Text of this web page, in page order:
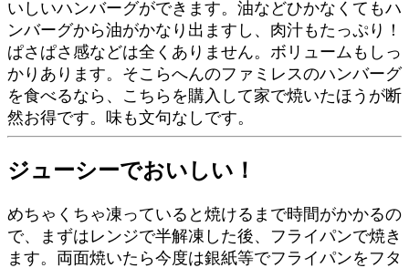
いしいハンバーグができます。油などひかなくてもハ
ンバーグから油がかなり出ますし、肉汁もたっぷり！
ぱさぱさ感などは全くありません。ボリュームもしっ
かりあります。そこらへんのファミレスのハンバーグ
を食べるなら、こちらを購入して家で焼いたほうが断
然お得です。味も文句なしです。
ジューシーでおいしい！
めちゃくちゃ凍っていると焼けるまで時間がかかるの
で、まずはレンジで半解凍した後、フライパンで焼き
ます。両面焼いたら今度は銀紙等でフライパンをフタ